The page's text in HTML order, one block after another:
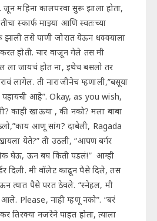
जून महिना कालपरवा सुरू झाला होता,
स्कार्फ माझ्या आणि स्वतःच्या
झाली तसे पाणी जोरात येऊन धक्क्याला
होती. चार वाजून गेले तस मी
ला जायचं होत ना, इथेच बसलो तर
लागेल. ती नाराजीनेच म्हणाली,”बसूया
पहायची आहे”. Okay, as you wish,
काही खाऊया , की नको? मला बाबा
आणू सांग? दाबेली, Ragada
येते?” ती उठली, “आपण बर्गर
घेऊ, ऊन बघ किती पडलं!” आम्ही
दिली. मी वॉलेट काढून पैसे दिले, तस
त्यात पैसे परत ठेवले. “स्नेहल, मी
Please, नाही म्हणू नको”. “बरं
तिरक्या नजरेने पाहत होता, त्याला